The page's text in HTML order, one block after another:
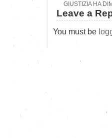
GIUSTIZIA HA
Leave a
You must be